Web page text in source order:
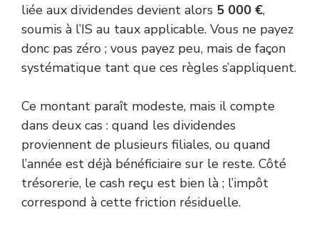
liée aux dividendes devient alors 5 000 €,
soumis à l’IS au taux applicable. Vous ne payez
donc pas zéro ; vous payez peu, mais de façon
systématique tant que ces règles s’appliquent.
Ce montant paraît modeste, mais il compte
dans deux cas : quand les dividendes
proviennent de plusieurs filiales, ou quand
l’année est déjà bénéficiaire sur le reste. Côté
trésorerie, le cash reçu est bien là ; l’impôt
correspond à cette friction résiduelle.